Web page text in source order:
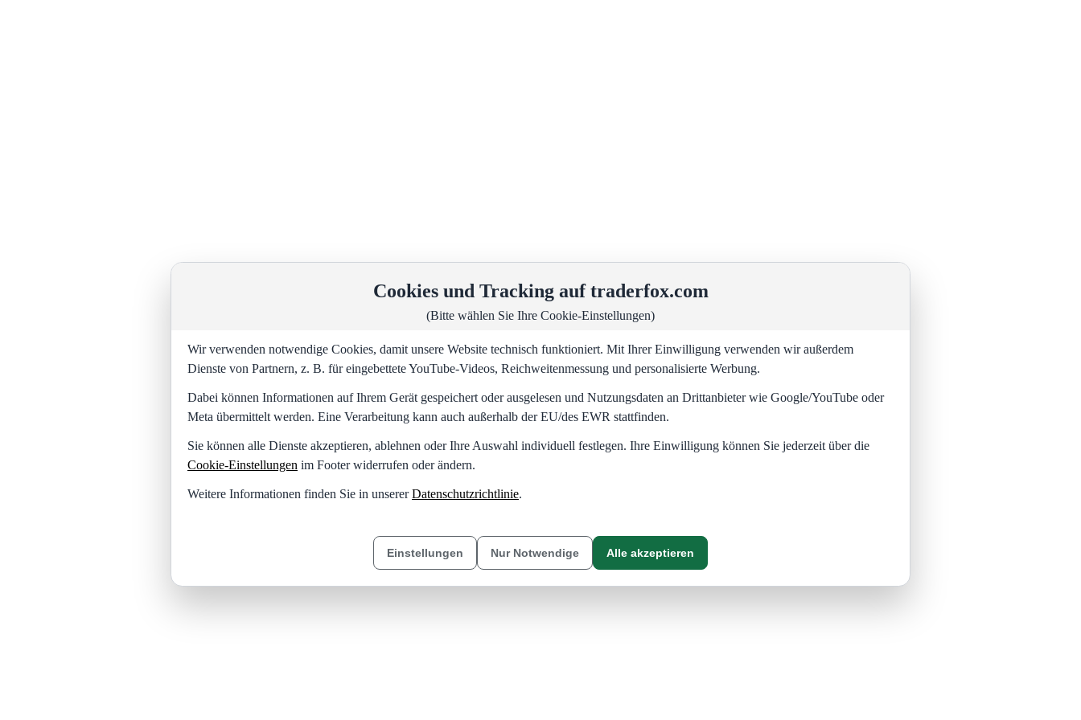
Cookies und Tracking auf traderfox.com
(Bitte wählen Sie Ihre Cookie-Einstellungen)
Wir verwenden notwendige Cookies, damit unsere Website technisch funktioniert. Mit Ihrer Einwilligung verwenden wir außerdem
Dienste von Partnern, z. B. für eingebettete YouTube-Videos, Reichweitenmessung und personalisierte Werbung.
Dabei können Informationen auf Ihrem Gerät gespeichert oder ausgelesen und Nutzungsdaten an Drittanbieter wie Google/YouTube oder
Meta übermittelt werden. Eine Verarbeitung kann auch außerhalb der EU/des EWR stattfinden.
Sie können alle Dienste akzeptieren, ablehnen oder Ihre Auswahl individuell festlegen. Ihre Einwilligung können Sie jederzeit über die
Cookie-Einstellungen im Footer widerrufen oder ändern.
Weitere Informationen finden Sie in unsererDatenschutzrichtlinie.
Einstellungen Nur Notwendige Alle akzeptieren